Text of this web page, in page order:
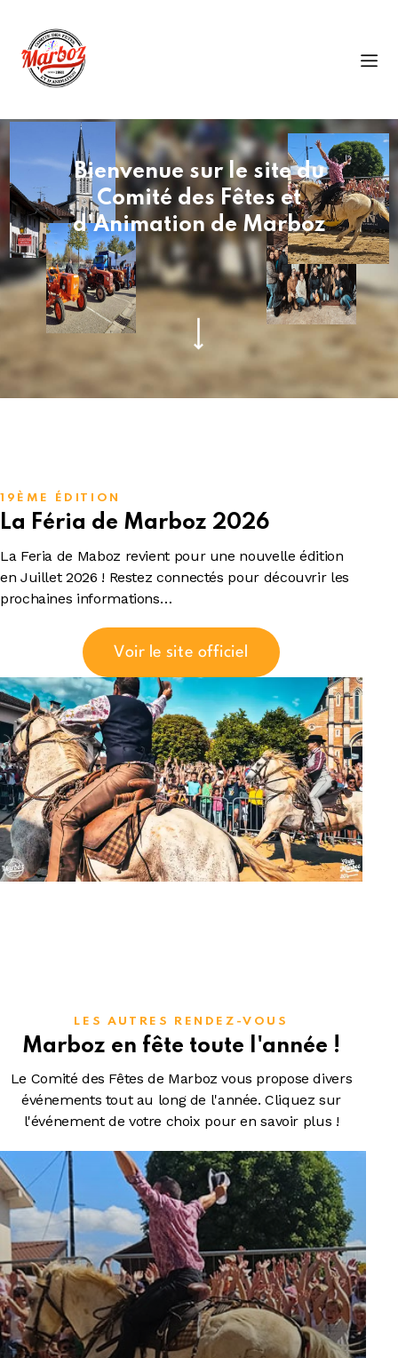
Bienvenue sur le site du
Comité des Fêtes et
d'Animation de Marboz
19ÈME ÉDITION
La Féria de Marboz 2026
La Feria de Maboz revient pour une nouvelle édition
en Juillet 2026 ! Restez connectés pour découvrir les
prochaines informations…
Voir le site officiel
LES AUTRES RENDEZ-VOUS
Marboz en fête toute l'année !
Le Comité des Fêtes de Marboz vous propose divers
événements tout au long de l'année. Cliquez sur
l'événement de votre choix pour en savoir plus !